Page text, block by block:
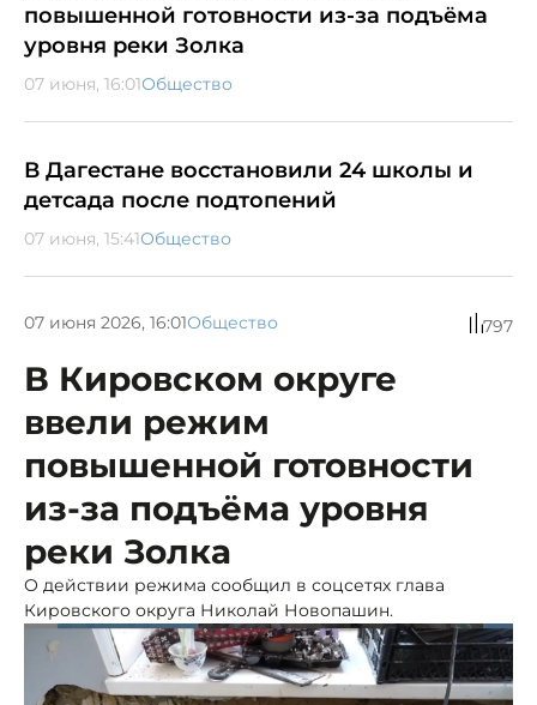
повышенной готовности из-за подъёма
уровня реки Золка
07 июня, 16:01Общество
В Дагестане восстановили 24 школы и
детсада после подтопений
07 июня, 15:41Общество
07 июня 2026, 16:01Общество 797
В Кировском округе
ввели режим
повышенной готовности
из-за подъёма уровня
реки Золка
О действии режима сообщил в соцсетях глава
Кировского округа Николай Новопашин.